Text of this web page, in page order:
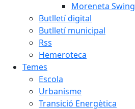
Moreneta Swing
Butlletí digital
Butlletí municipal
Rss
Hemeroteca
Temes
Escola
Urbanisme
Transició Energètica